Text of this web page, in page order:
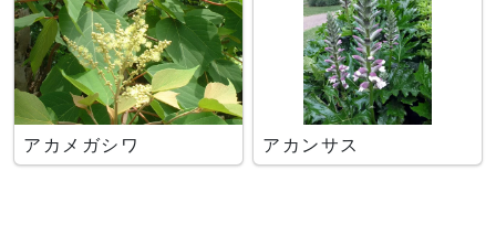
アカメガシワ アカンサス